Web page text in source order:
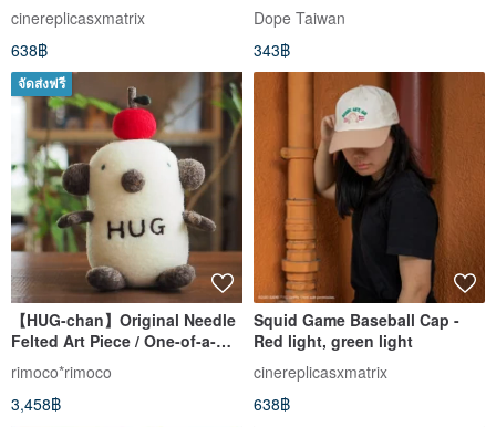
cinereplicasxmatrix
638฿
Dope Taiwan
343฿
จัดส่งฟรี
【HUG-chan】Original Needle
Felted Art Piece / One-of-a-
Kind Healing Interior Art
rimoco*rimoco
3,458฿
Squid Game Baseball Cap -
Red light, green light
cinereplicasxmatrix
638฿